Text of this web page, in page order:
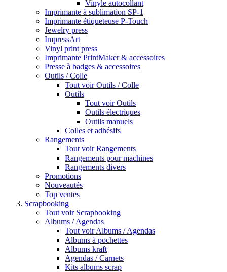
Vinyle autocollant
Imprimante à sublimation SP-1
Imprimante étiqueteuse P-Touch
Jewelry press
ImpressArt
Vinyl print press
Imprimante PrintMaker & accessoires
Presse à badges & accessoires
Outils / Colle
Tout voir Outils / Colle
Outils
Tout voir Outils
Outils électriques
Outils manuels
Colles et adhésifs
Rangements
Tout voir Rangements
Rangements pour machines
Rangements divers
Promotions
Nouveautés
Top ventes
Scrapbooking
Tout voir Scrapbooking
Albums / Agendas
Tout voir Albums / Agendas
Albums à pochettes
Albums kraft
Agendas / Carnets
Kits albums scrap